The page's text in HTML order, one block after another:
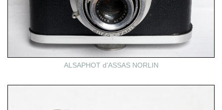
ALSAPHOT d'ASSAS NORLIN